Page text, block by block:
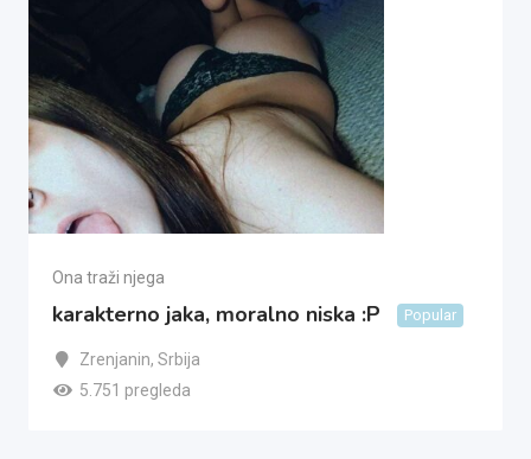
Ona traži njega
karakterno jaka, moralno niska :P Popular
Zrenjanin, Srbija
5.751 pregleda